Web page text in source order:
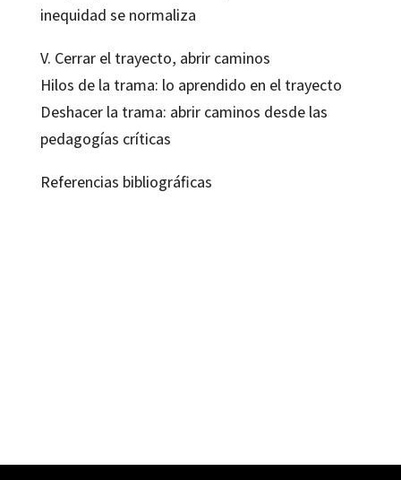
inequidad se normaliza
V. Cerrar el trayecto, abrir caminos
Hilos de la trama: lo aprendido en el trayecto
Deshacer la trama: abrir caminos desde las
pedagogías críticas
Referencias bibliográficas